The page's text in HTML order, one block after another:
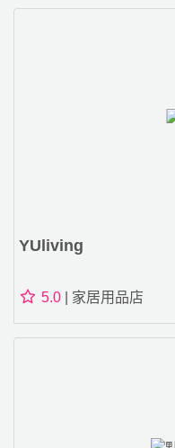
YUliving
5.0 | 家居用品店